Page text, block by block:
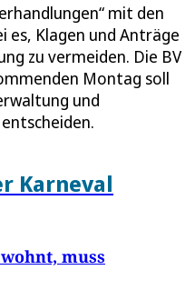
mit den
es, Klagen und Anträge
zu vermeiden. Die BV
Montag soll
und
Karneval
muss